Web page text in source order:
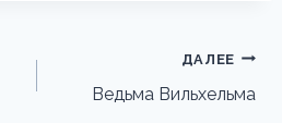
ДАЛЕЕ
Ведьма Вильхельма